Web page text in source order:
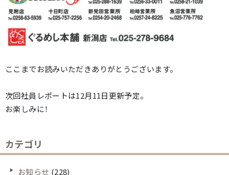
ここまでお読みいただきありがとうございます。
次回社員レポートは12月11日更新予定。
お楽しみに！
カテゴリ
お知らせ (228)